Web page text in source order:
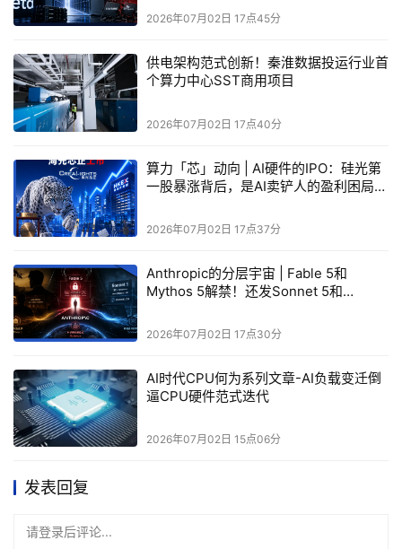
采用TSMC N3E工艺——多foundry，还真是标准化设计方
玩CS2、LOL超100fps，剪片子也行
虽说小die版Panther Lake未能如我们预期那般接替
Lake一脉相承：相同的CPU IP（Cougar Cove +
Darkmont）、相同的iGPU IP（Xe3）、相同的NPU
IP（NPU5）、相同的前道制造工艺和后道先进封装，只不
Lake明显高一档。
基于我们对满血版Panther Lake的架构与性能了解和追
踪，细谈小die版Panther Lake的参数和跑分意义不大：基
Panther Lake（酷睿Ultra X9 388H）的详细评测，也能大
致预估酷睿Ultra 5 335/325/332/322的性能水平。
尤其在该系处理器面向的商务办公场景，CPU单线程
性能有Cougar Cove架构做保证，多线程性能也在线（查
Notebookcheck资料可知酷睿Ultra 5 325多线程性能成绩与
酷睿i7-1360P相似）。而有些令我们意外的是4 Xe核心
2026年07月02日 17点45分
供电架构范式创新！秦淮数据投运行业首
个算力中心SST商用项目
2026年07月02日 17点40分
算力「芯」动向 | AI硬件的IPO：硅光第
一股暴涨背后，是AI卖铲人的盈利困局与
2026年07月02日 17点37分
Anthropic的分层宇宙 | Fable 5和
Mythos 5解禁！还发Sonnet 5和
2026年07月02日 17点30分
AI时代CPU何为系列文章-AI负载变迁倒
逼CPU硬件范式迭代
2026年07月02日 15点06分
发表回复
请登录后评论...